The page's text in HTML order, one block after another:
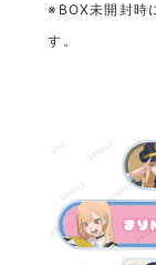
※BOX未開封時
す。